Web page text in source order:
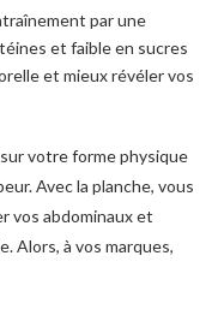
par une
et faible en sucres
et mieux révéler vos
votre forme physique
Avec la planche, vous
vos abdominaux et
Alors, à vos marques,